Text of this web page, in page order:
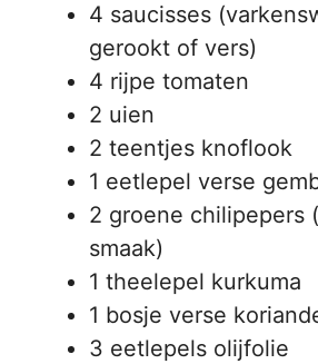
4 saucisses
gerookt of vers)
4 rijpe tomaten
2 uien
2 teentjes knoflook
1 eetlepel verse
2 groene chilipepers
smaak)
1 theelepel kurkuma
1 bosje verse
3 eetlepels olijfolie